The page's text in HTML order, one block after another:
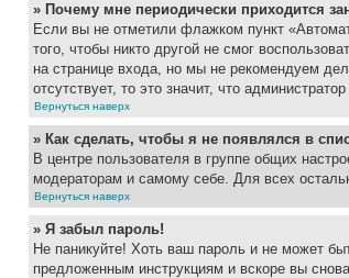
» Почему мне периодически приходится
Если вы не отметили флажком пункт
того, чтобы никто другой не смог
на странице входа, но мы не рекомендуем
отсутствует, то это значит, что
Вернуться наверх
» Как сделать, чтобы я не появлялся в
В центре пользователя в группе общих
модераторам и самому себе. Для всех
Вернуться наверх
» Я забыл пароль!
Не паникуйте! Хоть ваш пароль и не может
предложенным инструкциям и вскоре вы